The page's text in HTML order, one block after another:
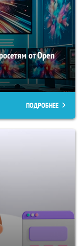
от Open
ПОДРОБНЕЕ